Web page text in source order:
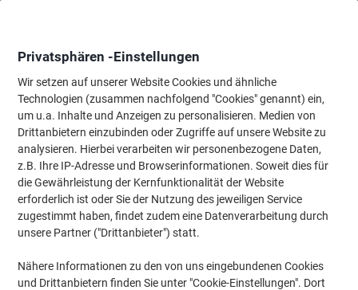
Startseite Ordnung & Archivierung Ordner & Mappen
Exacompta Ordnungsmappe Ordonator 7/55321E,
schwarz, 7-teilig, für A4
Marke: Exacompta Artikelnr.: 6424560
Nachhaltig
Privatsphären -Einstellungen
Wir setzen auf unserer Website Cookies und ähnliche
Technologien (zusammen nachfolgend "Cookies" genannt) ein,
um u.a. Inhalte und Anzeigen zu personalisieren. Medien von
Drittanbietern einzubinden oder Zugriffe auf unsere Website zu
analysieren. Hierbei verarbeiten wir personenbezogene Daten,
z.B. Ihre IP-Adresse und Browserinformationen. Soweit dies für
die Gewährleistung der Kernfunktionalität der Website
erforderlich ist oder Sie der Nutzung des jeweiligen Service
zugestimmt haben, findet zudem eine Datenverarbeitung durch
unsere Partner ("Drittanbieter") statt.
Nähere Informationen zu den von uns eingebundenen Cookies
und Drittanbietern finden Sie unter "Cookie-Einstellungen". Dort